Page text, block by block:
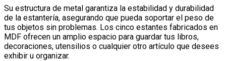
Su estructura de metal garantiza la estabilidad y durabilidad
de la estantería, asegurando que pueda soportar el peso de
tus objetos sin problemas. Los cinco estantes fabricados en
MDF ofrecen un amplio espacio para guardar tus libros,
decoraciones, utensilios o cualquier otro artículo que desees
exhibir u organizar.